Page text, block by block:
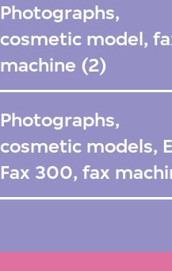
Photographs,
cosmetic model,
machine (2)
Photographs,
cosmetic models,
Fax 300, fax